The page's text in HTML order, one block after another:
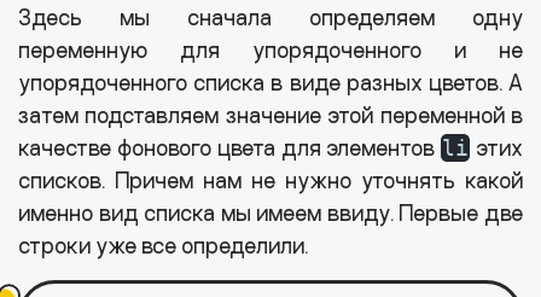
Здесь мы сначала определяем одну
переменную для упорядоченного и не
упорядоченного списка в виде разных цветов. А
затем подставляем значение этой переменной в
качестве фонового цвета для элементовli этих
списков. Причем нам не нужно уточнять какой
именно вид списка мы имеем ввиду. Первые две
строки уже все определили.